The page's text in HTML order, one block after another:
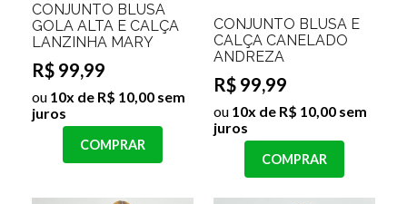
CONJUNTO BLUSA
GOLA ALTA E CALÇA
LANZINHA MARY
R$ 99,99
ou 10x de R$ 10,00 sem
juros
COMPRAR
CONJUNTO BLUSA E
CALÇA CANELADO
ANDREZA
R$ 99,99
ou 10x de R$ 10,00 sem
juros
COMPRAR